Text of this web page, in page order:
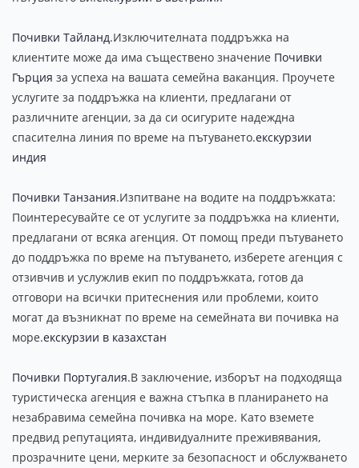
Почивки Тайланд.Изключителната поддръжка на
клиентите може да има съществено значение Почивки
Гърция за успеха на вашата семейна ваканция. Проучете
услугите за поддръжка на клиенти, предлагани от
различните агенции, за да си осигурите надеждна
спасителна линия по време на пътуването.екскурзии
индия
Почивки Танзания.Изпитване на водите на поддръжката:
Поинтересувайте се от услугите за поддръжка на клиенти,
предлагани от всяка агенция. От помощ преди пътуването
до поддръжка по време на пътуването, изберете агенция с
отзивчив и услужлив екип по поддръжката, готов да
отговори на всички притеснения или проблеми, които
могат да възникнат по време на семейната ви почивка на
море.екскурзии в казахстан
Почивки Португалия.В заключение, изборът на подходяща
туристическа агенция е важна стъпка в планирането на
незабравима семейна почивка на море. Като вземете
предвид репутацията, индивидуалните преживявания,
прозрачните цени, мерките за безопасност и обслужването